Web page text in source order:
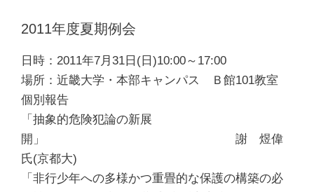
2011年度夏期例会
日時：2011年7月31日(日)10:00～17:00
場所：近畿大学・本部キャンパス Ｂ館101教室
個別報告
「抽象的危険犯論の新展
開」 謝 煜偉
氏(京都大)
「非行少年への多様かつ重畳的な保護の構築の必